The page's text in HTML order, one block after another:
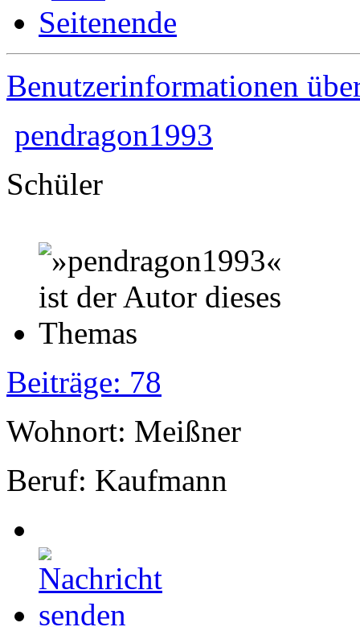
Benutzerinformationen
pendragon1993
Schüler
Beiträge: 78
Wohnort: Meißner
Beruf: Kaufmann